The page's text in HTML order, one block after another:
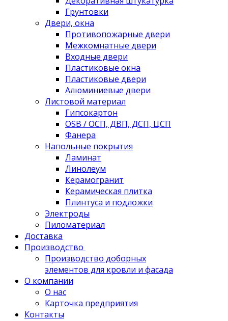
Грунтовки
Двери, окна
Противопожарные двери
Межкомнатные двери
Входные двери
Пластиковые окна
Пластиковые двери
Алюминиевые двери
Листовой материал
Гипсокартон
OSB / ОСП, ДВП, ДСП, ЦСП
Фанера
Напольные покрытия
Ламинат
Линолеум
Керамогранит
Керамическая плитка
Плинтуса и подложки
Электроды
Пиломатериал
Доставка
Производство
Производство доборных
элементов для кровли и фасада
О компании
О нас
Карточка предприятия
Контакты